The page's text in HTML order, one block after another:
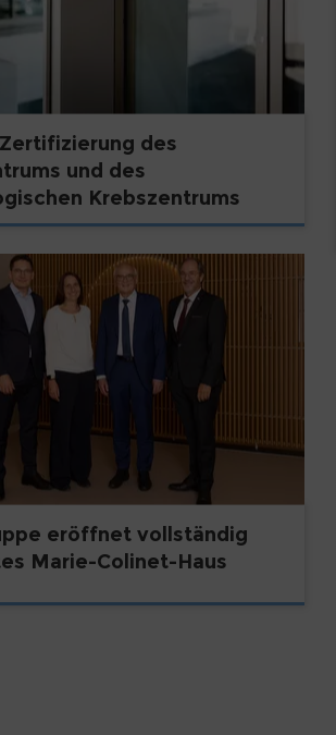
des
und des
Krebszentrums
eröffnet vollständig
Marie-Colinet-Haus